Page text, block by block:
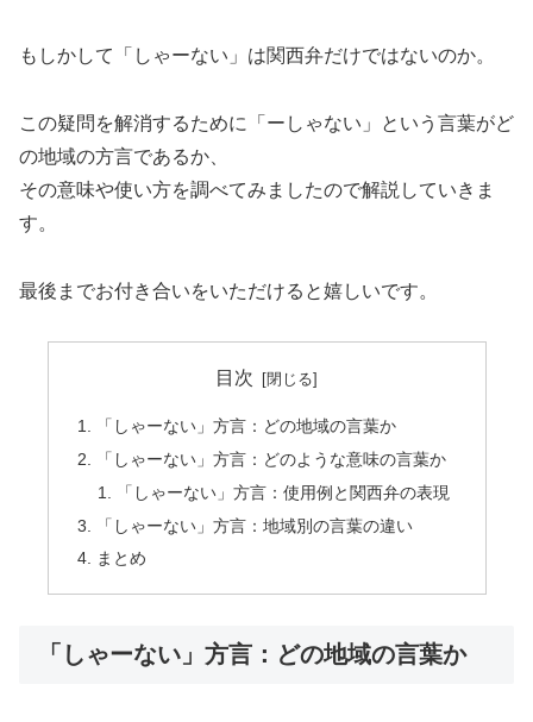
もしかして「しゃーない」は関西弁だけではないのか。
この疑問を解消するために「ーしゃない」という言葉がど
の地域の方言であるか、
その意味や使い方を調べてみましたので解説していきま
す。
最後までお付き合いをいただけると嬉しいです。
目次
「しゃーない」方言：どの地域の言葉か
「しゃーない」方言：どのような意味の言葉か
「しゃーない」方言：使用例と関西弁の表現
「しゃーない」方言：地域別の言葉の違い
まとめ
「しゃーない」方言：どの地域の言葉か